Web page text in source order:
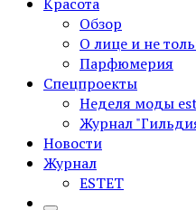
Обзор
О лице и не
Парфюмерия
Спецпроекты
Неделя моды
Журнал
Новости
Журнал
ESTET